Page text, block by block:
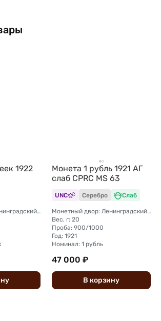
1922
Монетный двор: Ленинградский (ЛМД)
Монета 1 рубль 1921 АГ
слаб CPRC MS 63
UNC Серебро Слаб
Монетный двор: Ленинградский (ЛМД)
Вес, г: 20
Проба: 900/1000
Год: 1921
Номинал: 1 рубль
47 000 ₽
В корзину